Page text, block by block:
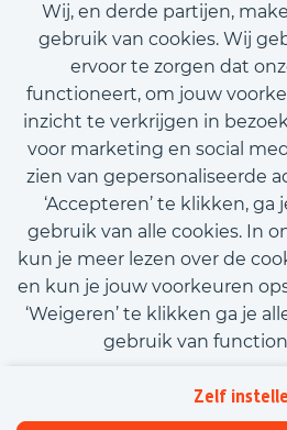
Wij, en derde partijen,
gebruik van cookies. Wij
ervoor te zorgen dat
functioneert, om jouw
inzicht te verkrijgen in
voor marketing en social
zien van gepersonaliseerde
‘Accepteren’ te klikken,
gebruik van alle cookies. In
kun je meer lezen over de
en kun je jouw voorkeuren
‘Weigeren’ te klikken ga je
gebruik van
Zelf
Kom met ons in contact